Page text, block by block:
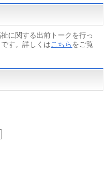
に関する出前トークを行っ
す。詳しくはこちらをご覧